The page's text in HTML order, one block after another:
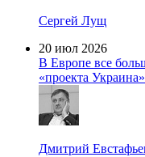
Сергей Лущ
20 июл 2026
В Европе все
«проекта Украина»
Дмитрий